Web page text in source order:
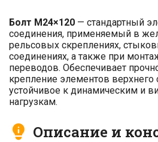
Болт М24×120 — стандартный
соединения, применяемый в
рельсовых скреплениях,
соединениях, а также при
переводов. Обеспечивает
крепление элементов верхнего
устойчивое к динамическим и
нагрузкам.
Описание и